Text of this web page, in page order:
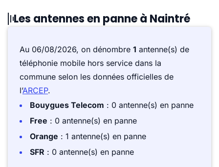
Les antennes en panne à Naintré
Au 06/08/2026, on dénombre 1 antenne(s) de
téléphonie mobile hors service dans la
commune selon les données officielles de
l’ARCEP.
Bouygues Telecom : 0 antenne(s) en panne
Free : 0 antenne(s) en panne
Orange : 1 antenne(s) en panne
SFR : 0 antenne(s) en panne